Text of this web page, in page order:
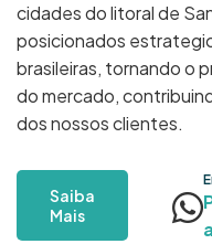
cidades do litoral de
posicionados
brasileiras, tornando o
do mercado,
dos nossos clientes.
Saiba
Mais